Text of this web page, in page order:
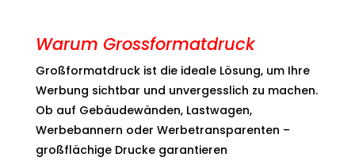
Warum Grossformatdruck
Großformatdruck ist die ideale Lösung, um Ihre
Werbung sichtbar und unvergesslich zu machen.
Ob auf Gebäudewänden, Lastwagen,
Werbebannern oder Werbetransparenten –
großflächige Drucke garantieren